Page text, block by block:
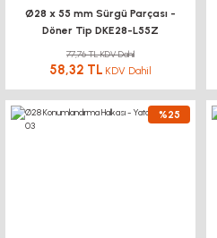
Ø28 x 55 mm Sürgü Parçası -
Döner Tip DKE28-L55Z
77,76 TL KDV Dahil
58,32 TL KDV Dahil
%25